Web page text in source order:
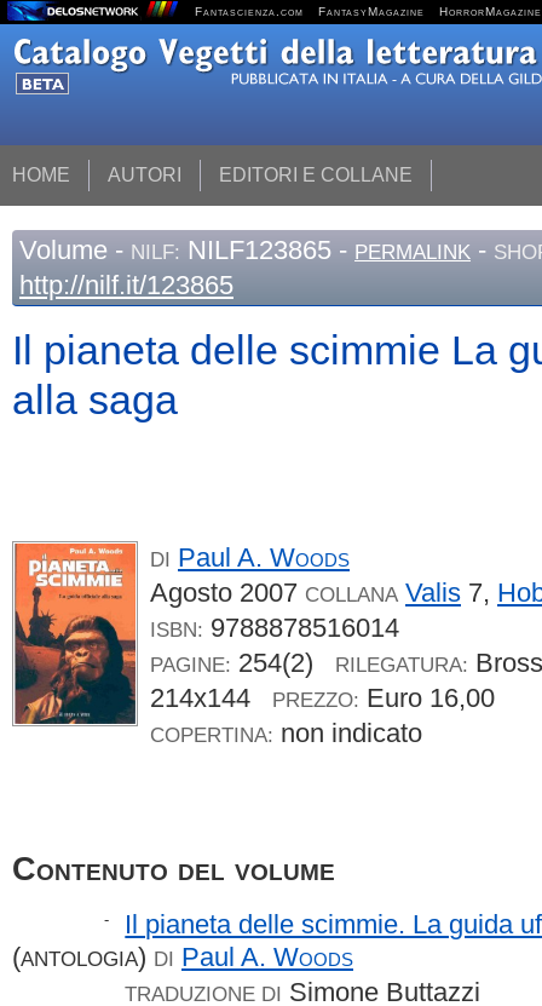
Fantascienza.com FantasyMagazine HorrorMagazine
HOME AUTORI EDITORI E COLLANE
Volume - NILF: NILF123865 - PERMALINK -
http://nilf.it/123865
Il pianeta delle scimmie La
alla saga
DI Paul A. Woods
Agosto 2007 COLLANA Valis 7,
ISBN: 9788878516014
PAGINE: 254(2) RILEGATURA:
214x144
PREZZO: Euro 16,00
COPERTINA: non indicato
Contenuto del volume
-
Il pianeta delle scimmie. La guida
(ANTOLOGIA) DI Paul A. Woods
TRADUZIONE DI Simone Buttazzi